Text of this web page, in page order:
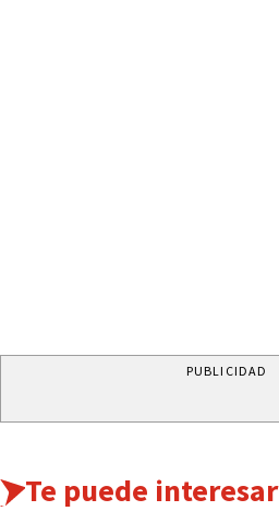
PUBLICIDAD
Te puede interesar